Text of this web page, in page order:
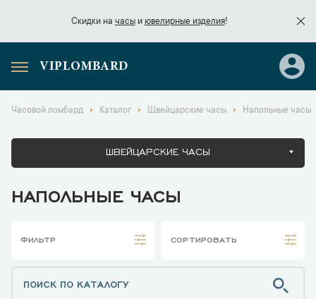
Скидки на часыи ювелирные изделия!
Скидки начасы
VIPLOMBARD
Часовой ломбард Каталог Швейцарские часы Напольные часы
ШВЕЙЦАРСКИЕ ЧАСЫ
НАПОЛЬНЫЕ ЧАСЫ
ФИЛЬТР СОРТИРОВАТЬ